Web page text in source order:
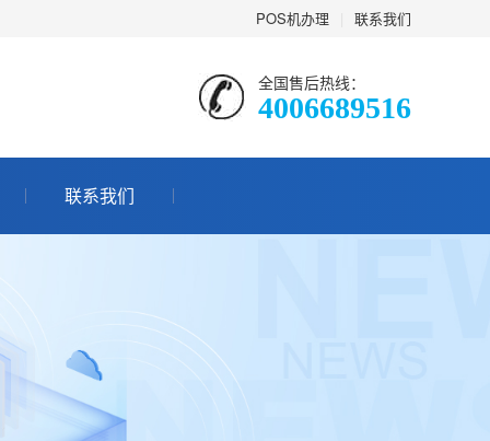
POS机办理 联系我们
全国售后热线：
4006689516
联系我们